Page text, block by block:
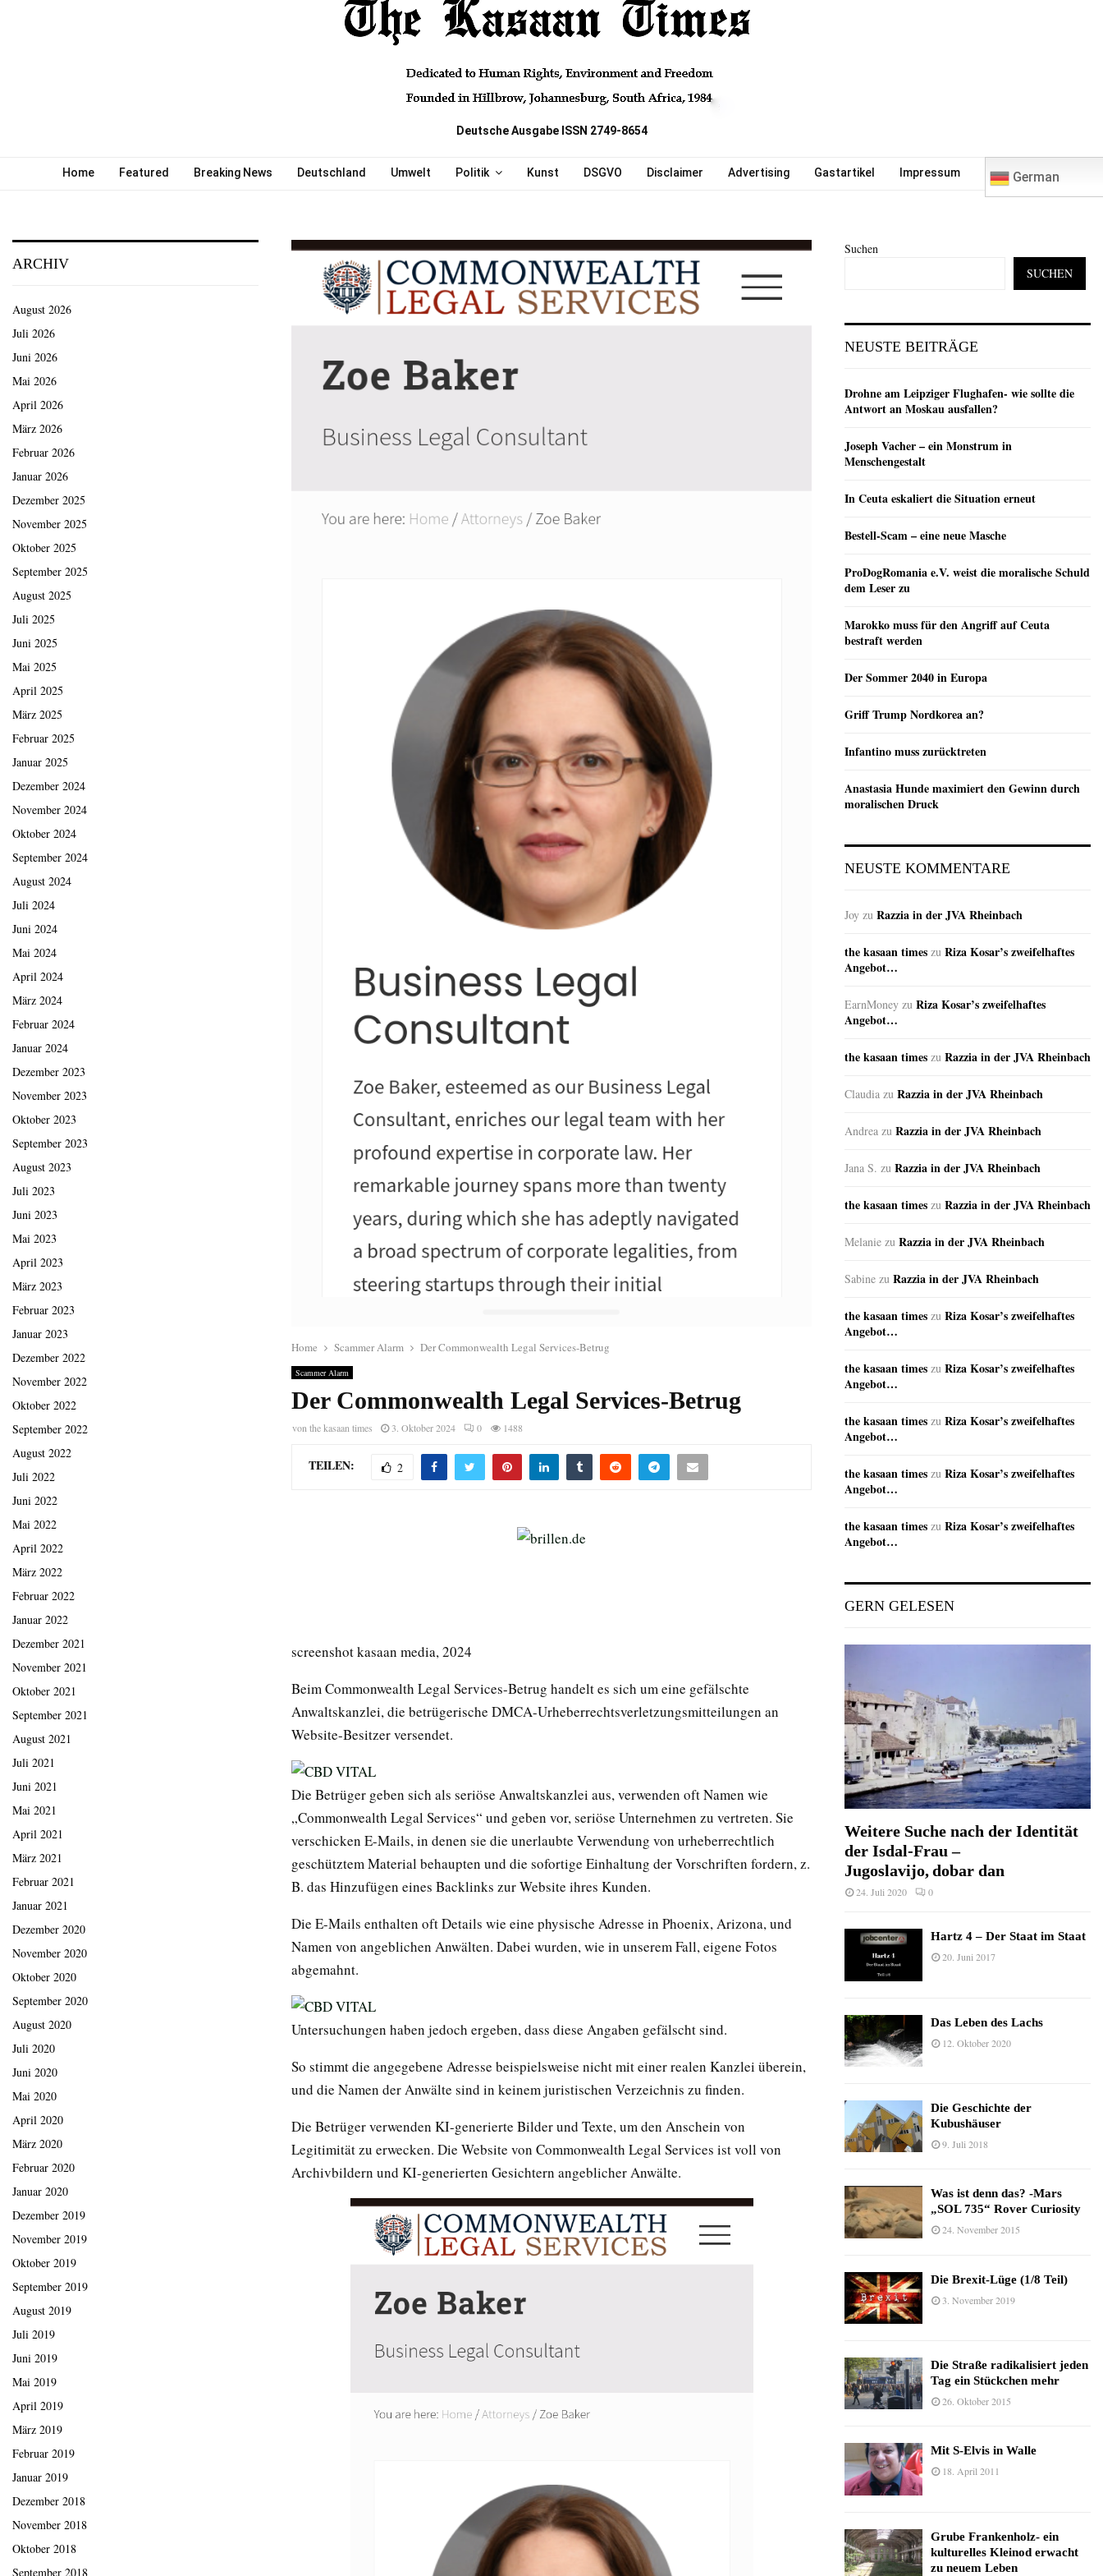
Deutsche Ausgabe ISSN 2749-8654
Home Featured Breaking News Deutschland Umwelt Politik Kunst DSGVO Disclaimer Advertising Gastartikel Impressum German
Home Scammer Alarm Der Commonwealth Legal Services-Betrug
Scammer Alarm
Der Commonwealth Legal Services-Betrug
von the kasaan times 3. Oktober 2024 0 1488
TEILEN: 2
screenshot kasaan media, 2024
Beim Commonwealth Legal Services-Betrug handelt es sich um eine gefälschte
Anwaltskanzlei, die betrügerische DMCA-Urheberrechtsverletzungsmitteilungen an
Website-Besitzer versendet.
Die Betrüger geben sich als seriöse Anwaltskanzlei aus, verwenden oft Namen wie
„Commonwealth Legal Services“ und geben vor, seriöse Unternehmen zu vertreten. Sie
verschicken E-Mails, in denen sie die unerlaubte Verwendung von urheberrechtlich
geschütztem Material behaupten und die sofortige Einhaltung der Vorschriften fordern, z.
B. das Hinzufügen eines Backlinks zur Website ihres Kunden.
Die E-Mails enthalten oft Details wie eine physische Adresse in Phoenix, Arizona, und
Namen von angeblichen Anwälten. Dabei wurden, wie in unserem Fall, eigene Fotos
abgemahnt.
Untersuchungen haben jedoch ergeben, dass diese Angaben gefälscht sind.
So stimmt die angegebene Adresse beispielsweise nicht mit einer realen Kanzlei überein,
und die Namen der Anwälte sind in keinem juristischen Verzeichnis zu finden.
Die Betrüger verwenden KI-generierte Bilder und Texte, um den Anschein von
Legitimität zu erwecken. Die Website von Commonwealth Legal Services ist voll von
Archivbildern und KI-generierten Gesichtern angeblicher Anwälte.
ARCHIV
August 2026
Juli 2026
Juni 2026
Mai 2026
April 2026
März 2026
Februar 2026
Januar 2026
Dezember 2025
November 2025
Oktober 2025
September 2025
August 2025
Juli 2025
Juni 2025
Mai 2025
April 2025
März 2025
Februar 2025
Januar 2025
Dezember 2024
November 2024
Oktober 2024
September 2024
August 2024
Juli 2024
Juni 2024
Mai 2024
April 2024
März 2024
Februar 2024
Januar 2024
Dezember 2023
November 2023
Oktober 2023
September 2023
August 2023
Juli 2023
Juni 2023
Mai 2023
April 2023
März 2023
Februar 2023
Januar 2023
Dezember 2022
November 2022
Oktober 2022
September 2022
August 2022
Juli 2022
Juni 2022
Mai 2022
April 2022
März 2022
Februar 2022
Januar 2022
Dezember 2021
November 2021
Oktober 2021
September 2021
August 2021
Juli 2021
Juni 2021
Mai 2021
April 2021
März 2021
Februar 2021
Januar 2021
Dezember 2020
November 2020
Oktober 2020
September 2020
August 2020
Juli 2020
Juni 2020
Mai 2020
April 2020
März 2020
Februar 2020
Januar 2020
Dezember 2019
November 2019
Oktober 2019
September 2019
August 2019
Juli 2019
Juni 2019
Mai 2019
April 2019
März 2019
Februar 2019
Januar 2019
Dezember 2018
November 2018
Oktober 2018
September 2018
Suchen
SUCHEN
NEUSTE BEITRÄGE
Drohne am Leipziger Flughafen- wie sollte die
Antwort an Moskau ausfallen?
Joseph Vacher – ein Monstrum in
Menschengestalt
In Ceuta eskaliert die Situation erneut
Bestell-Scam – eine neue Masche
ProDogRomania e.V. weist die moralische Schuld
dem Leser zu
Marokko muss für den Angriff auf Ceuta
bestraft werden
Der Sommer 2040 in Europa
Griff Trump Nordkorea an?
Infantino muss zurücktreten
Anastasia Hunde maximiert den Gewinn durch
moralischen Druck
NEUSTE KOMMENTARE
Joy zu Razzia in der JVA Rheinbach
the kasaan times zu Riza Kosar’s zweifelhaftes
Angebot…
EarnMoney zu Riza Kosar’s zweifelhaftes
Angebot…
the kasaan times zu Razzia in der JVA Rheinbach
Claudia zu Razzia in der JVA Rheinbach
Andrea zu Razzia in der JVA Rheinbach
Jana S. zu Razzia in der JVA Rheinbach
the kasaan times zu Razzia in der JVA Rheinbach
Melanie zu Razzia in der JVA Rheinbach
Sabine zu Razzia in der JVA Rheinbach
the kasaan times zu Riza Kosar’s zweifelhaftes
Angebot…
the kasaan times zu Riza Kosar’s zweifelhaftes
Angebot…
the kasaan times zu Riza Kosar’s zweifelhaftes
Angebot…
the kasaan times zu Riza Kosar’s zweifelhaftes
Angebot…
the kasaan times zu Riza Kosar’s zweifelhaftes
Angebot…
GERN GELESEN
Weitere Suche nach der Identität
der Isdal-Frau –
Jugoslavijo, dobar dan
24. Juli 2020 0
Hartz 4 – Der Staat im Staat
20. Juni 2017
Das Leben des Lachs
12. Oktober 2020
Die Geschichte der
Kubushäuser
9. Juli 2018
Was ist denn das? -Mars
„SOL 735“ Rover Curiosity
24. November 2015
Die Brexit-Lüge (1/8 Teil)
3. November 2019
Die Straße radikalisiert jeden
Tag ein Stückchen mehr
26. Oktober 2015
Mit S-Elvis in Walle
18. April 2011
Grube Frankenholz- ein
kulturelles Kleinod erwacht
zu neuem Leben